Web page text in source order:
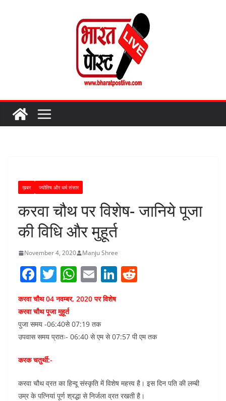
ख़बर ज्योतिष और धर्म संसार
करवा चौथ पर विशेष- जानिये पूजा
की विधि और मुहूर्त
November 4, 2020 Manju Shree
F
a
c
e
b
o
o
k
T
itt
er
W
at
s
A
E
m
ai
l
Li
dI t
करवा चौथ 04 नवम्बर, 2020 पर विशेष
करवा चौथ पूजा मुहूर्त
पुजा समय -06:40से 07:19 तक
उपवास समय प्रातः- 06:40 से एम से 07:57 पी एम तक
करक चतुर्थी:-
करवा चौथ व्रत का हिन्दू संस्कृति में विशेष महत्त्व है। इस दिन पति की लम्बी
उम्र के पत्नियां पूर्ण श्रद्धा से निर्जला व्रत रखती है।